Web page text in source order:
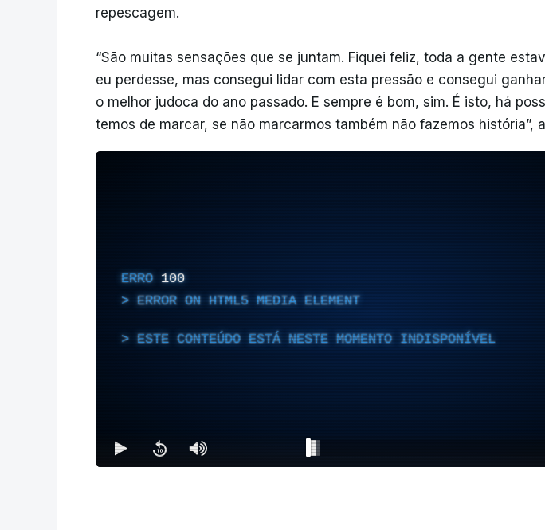
repescagem.
“São muitas sensações que se juntam. Fiquei feliz, toda a gente
eu perdesse, mas consegui lidar com esta pressão e consegui
o melhor judoca do ano passado. E sempre é bom, sim. É isto, há
temos de marcar, se não marcarmos também não fazemos história”,
ERRO 100
ERROR ON HTML5 MEDIA ELEMENT
ESTE CONTEÚDO ESTÁ NESTE MOMENTO INDISPONÍVEL